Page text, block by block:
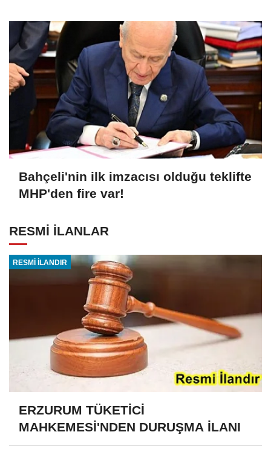
Bahçeli'nin ilk imzacısı olduğu teklifte
MHP'den fire var!
RESMİ İLANLAR
RESMİ İLANDIR
ERZURUM TÜKETİCİ
MAHKEMESİ'NDEN DURUŞMA İLANI